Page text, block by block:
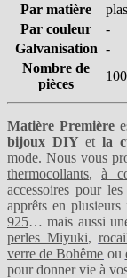
Par matière
Par couleur
-
Galvanisation -
Nombre de
pièces
100
Matière Première
bijoux DIY etla
mode. Nous vous
thermocollants,à
accessoires pour
apprêts en
925… mais aussi
perles Miyuki,
verre de Bohême ou
pour donner vie à